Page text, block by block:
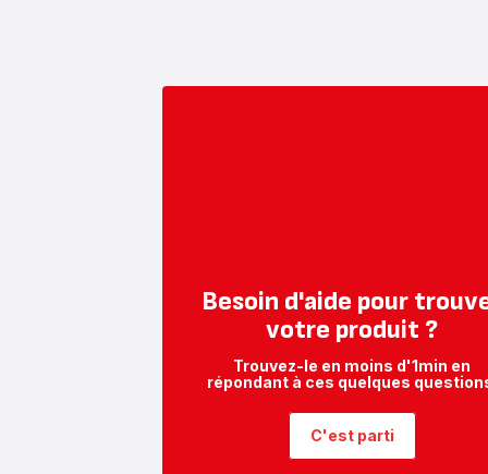
Besoin d'aide pour
votre produit ?
Trouvez-le en moins d'1min en
répondant à ces quelques
C'est parti